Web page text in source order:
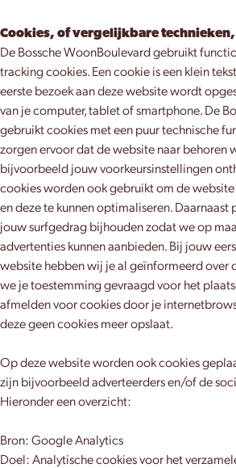
Cookies, of vergelijkbare
De Bossche WoonBoulevard gebruikt
tracking cookies. Een cookie is een klein
eerste bezoek aan deze website wordt
van je computer, tablet of smartphone. De
gebruikt cookies met een puur technische
zorgen ervoor dat de website naar behoren
bijvoorbeeld jouw voorkeursinstellingen
cookies worden ook gebruikt om de
en deze te kunnen optimaliseren. Daarnaast
jouw surfgedrag bijhouden zodat we op
advertenties kunnen aanbieden. Bij jouw
website hebben wij je al geïnformeerd over
we je toestemming gevraagd voor het
afmelden voor cookies door je
deze geen cookies meer opslaat.
Op deze website worden ook cookies
zijn bijvoorbeeld adverteerders en/of de
Hieronder een overzicht:
Bron: Google Analytics
Doel: Analytische cookies voor het